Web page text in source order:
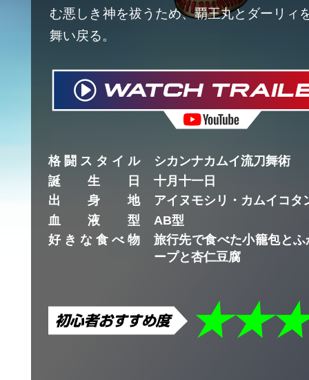
む悪しき神を祓うため、覇王丸とダーリィ
舞い戻る。
格闘スタイル
シカンナカムイ流刀舞術
誕生日
十月十一日
出身地
アイヌモシリ・カムイコタ
血液型
AB型
好きな食べ物
旅行先で食べた小籠包と
ープと杏仁豆腐